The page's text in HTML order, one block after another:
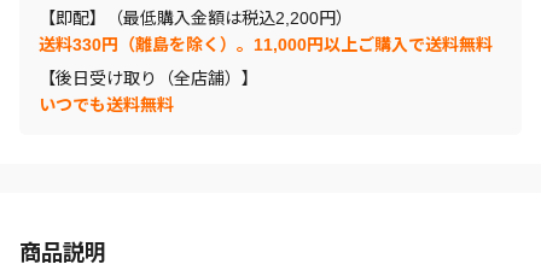
【即配】（最低購入金額は税込2,200円）
送料330円（離島を除く）。11,000円以上ご購入で送料無料
【後日受け取り（全店舗）】
いつでも送料無料
商品説明